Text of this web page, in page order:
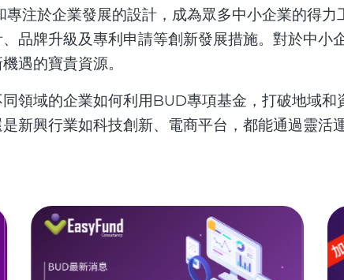
專注於企業發展的設計，成為眾多中小企業的得
品牌升級及專利申請等創新發展措施。對於中小
遇的寶貴資源。
領域的企業如何利用BUD專項基金，打破地域
新興行業如科技創新、電商平台，都能通過靈活